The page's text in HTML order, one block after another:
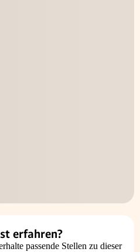
erfahren?
passende Stellen zu dieser